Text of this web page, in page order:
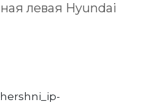
левая Hyundai